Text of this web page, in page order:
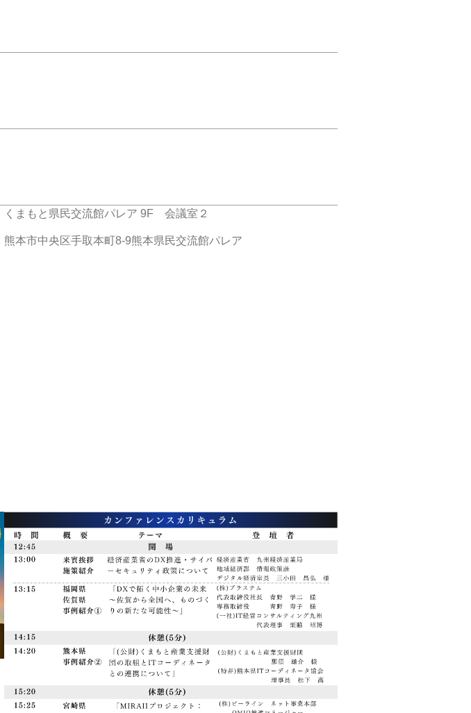
くまもと県民交流館パレア 9F 会議室２
熊本市中央区手取本町8-9熊本県民交流館パレア